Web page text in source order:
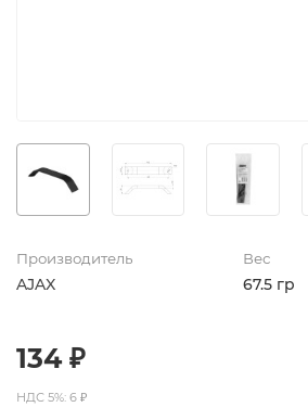
Производитель
AJAX
Вес
67.5 гр
134 ₽
НДС 5%: 6 ₽